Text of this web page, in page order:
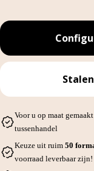
Voor u op maat
tussenhandel
Keuze uit ruim 50
voorraad leverbaar zijn!